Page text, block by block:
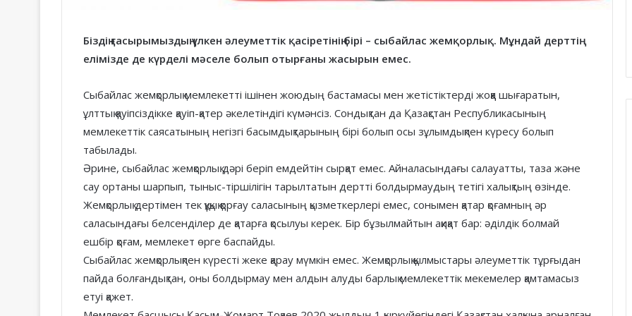
Біздің ғасырымыздың үлкен әлеуметтік қасіретінің бірі – сыбайлас жемқорлық. Мұндай дерттің
елімізде де күрделі мәселе болып отырғаны жасырын емес.
Сыбайлас жемқорлық мемлекетті ішінен жоюдың бастамасы мен жетістіктерді жоққа шығаратын,
ұлттық қауіпсіздікке қауіп-қатер әкелетіндігі күмәнсіз. Сондықтан да Қазақстан Республикасының
мемлекеттік саясатының негізгі басымдықтарының бірі болып осы зұлымдықпен күресу болып
табылады.
Әрине, сыбайлас жемқорлық дәрі беріп емдейтін сырқат емес. Айналасындағы салауатты, таза және
сау ортаны шарпып, тыныс-тіршілігін тарылтатын дертті болдырмаудың тетігі халықтың өзінде.
Жемқорлық дертімен тек құқық қорғау саласының қызметкерлері емес, сонымен қатар қоғамның әр
саласындағы белсенділер де қатарға қосылуы керек. Бір бұзылмайтын ақиқат бар: әділдік болмай
ешбір қоғам, мемлекет өрге баспайды.
Сыбайлас жемқорлықпен күресті жеке қарау мүмкін емес. Жемқорлық қылмыстары әлеуметтік тұрғыдан
пайда болғандықтан, оны болдырмау мен алдын алуды барлық мемлекеттік мекемелер қамтамасыз
етуі қажет.
көз алдында есімізді жию қажет
алғаш рет жүлдеге іліктім